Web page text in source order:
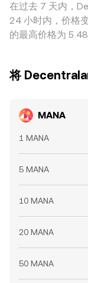
在过去 7 天内，
24 小时内，价格
的最高价格为
将
MANA
1 MANA
5 MANA
10 MANA
20 MANA
50 MANA